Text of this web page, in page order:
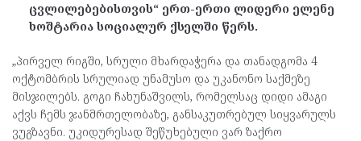
ცვლილებებისთვის“ ერთ-ერთი ლიდერი ელენე
ხოშტარია სოციალურ ქსელში წერს.
„პირველ რიგში, სრული მხარდაჭერა და თანადგომა 4
ოქტომბრის სრულიად უნამუსო და უკანონო საქმეზე
მისჯილებს. გოგი ჩახუნაშვილს, რომელსაც დიდი ამაგი
აქვს ჩემს ჯანმრთელობაზე, განსაკუთრებულ სიყვარულს
ვუგზავნი. უკიდურესად შეწუხებული ვარ ზაქრო